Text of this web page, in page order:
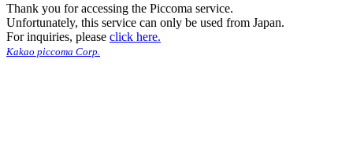
Thank you for accessing the Piccoma service.
Unfortunately, this service can only be used from Japan.
For inquiries, please click here.
Kakao piccoma Corp.